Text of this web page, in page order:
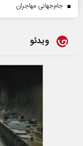
جام‌جهانی مهاجران
ویدئو